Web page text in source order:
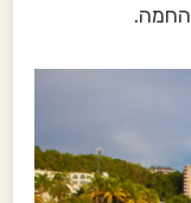
החמה.